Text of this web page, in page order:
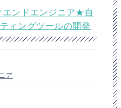
エンドエンジニア★自
ィングツールの開発
ア